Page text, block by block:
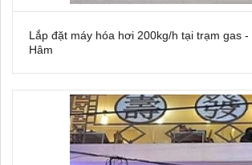
Lắp đặt máy hóa hơi 200kg/h tại trạm gas
Hâm